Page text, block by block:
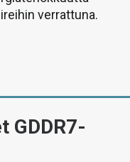
verrattuna.
GDDR7-